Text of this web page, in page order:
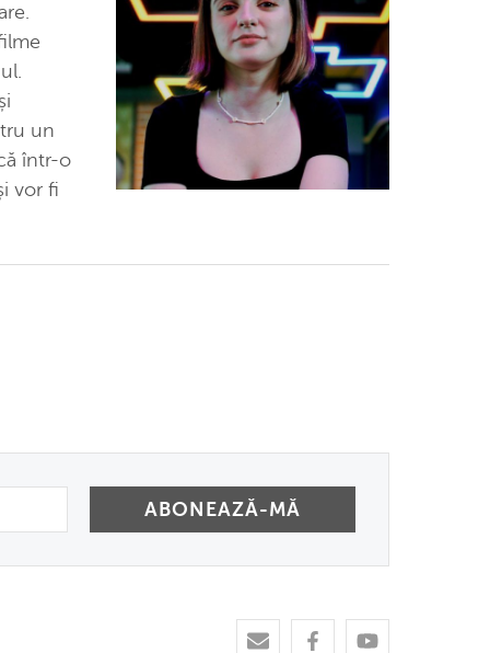
un
într-o
vor fi